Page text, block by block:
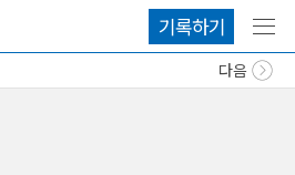
메
기록하기
다음